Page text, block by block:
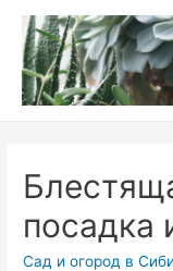
Перейти
содержимому
посадка
Сад и огород в